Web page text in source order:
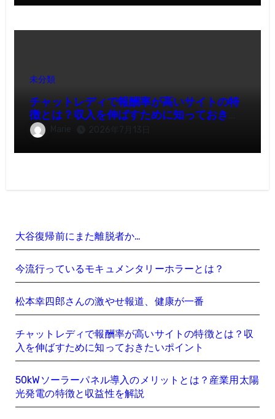
未分類
チャットレディで報酬率が高いサイトの特
徴とは？収入を伸ばすために知っておきた
いポイント
Marie 2026年7月13日
大谷復帰前にまた離脱者か…
今流行っているモキュメンタリーホラーとは？
松本幸四郎さんの激やせ報道、健康が一番
チャットレディで報酬率が高いサイトの特徴とは？収
入を伸ばすために知っておきたいポイント
50kWソーラーパネル導入のメリットとは？産業用太陽
光発電の特徴と収益性を解説